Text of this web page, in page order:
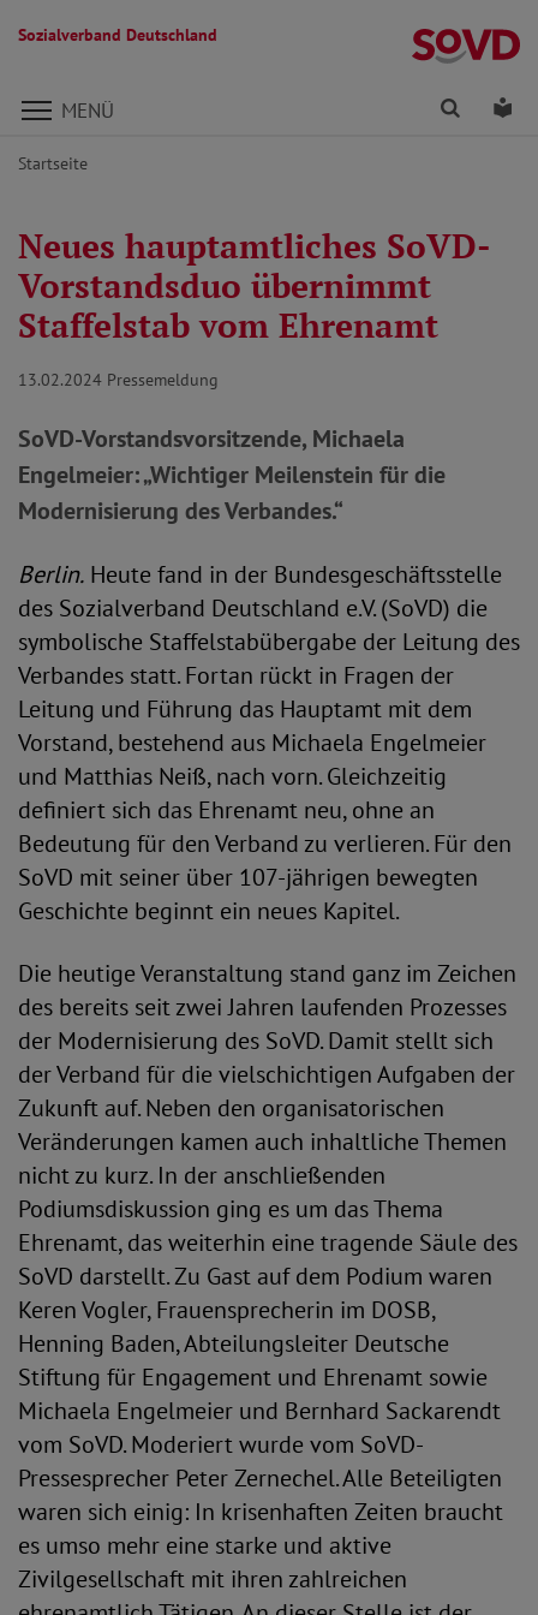
Sozialverband Deutschland
Direkt zu den Inhalten springen
MENÜ Finden
Startseite
Neues hauptamtliches SoVD-
Vorstandsduo übernimmt
Staffelstab vom Ehrenamt
13.02.2024 Pressemeldung
SoVD-Vorstandsvorsitzende, Michaela
Engelmeier: „Wichtiger Meilenstein für die
Modernisierung des Verbandes.“
Berlin. Heute fand in der Bundesgeschäftsstelle
des Sozialverband Deutschland e.V. (SoVD) die
symbolische Staffelstabübergabe der Leitung des
Verbandes statt. Fortan rückt in Fragen der
Leitung und Führung das Hauptamt mit dem
Vorstand, bestehend aus Michaela Engelmeier
und Matthias Neiß, nach vorn. Gleichzeitig
definiert sich das Ehrenamt neu, ohne an
Bedeutung für den Verband zu verlieren. Für den
SoVD mit seiner über 107-jährigen bewegten
Geschichte beginnt ein neues Kapitel.
Die heutige Veranstaltung stand ganz im Zeichen
des bereits seit zwei Jahren laufenden Prozesses
der Modernisierung des SoVD. Damit stellt sich
der Verband für die vielschichtigen Aufgaben der
Zukunft auf. Neben den organisatorischen
Veränderungen kamen auch inhaltliche Themen
nicht zu kurz. In der anschließenden
Podiumsdiskussion ging es um das Thema
Ehrenamt, das weiterhin eine tragende Säule des
SoVD darstellt. Zu Gast auf dem Podium waren
Keren Vogler, Frauensprecherin im DOSB,
Henning Baden, Abteilungsleiter Deutsche
Stiftung für Engagement und Ehrenamt sowie
Michaela Engelmeier und Bernhard Sackarendt
vom SoVD. Moderiert wurde vom SoVD-
Pressesprecher Peter Zernechel. Alle Beteiligten
waren sich einig: In krisenhaften Zeiten braucht
es umso mehr eine starke und aktive
Zivilgesellschaft mit ihren zahlreichen